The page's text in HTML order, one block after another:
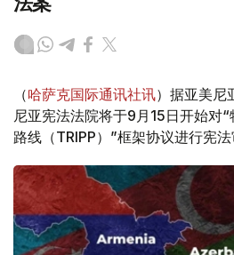
（哈萨克国际通讯社讯）据亚美尼
尼亚宪法法院将于9月15日开始对
路线（TRIPP）”框架协议进行宪法